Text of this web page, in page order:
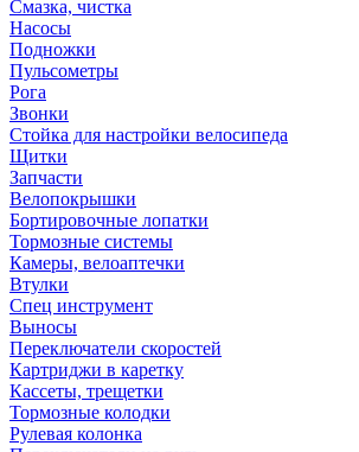
Смазка, чистка
Насосы
Подножки
Пульсометры
Рога
Звонки
Стойка для настройки велосипеда
Щитки
Запчасти
Велопокрышки
Бортировочные лопатки
Тормозные системы
Камеры, велоаптечки
Втулки
Спец инструмент
Выносы
Переключатели скоростей
Картриджи в каретку
Кассеты, трещетки
Тормозные колодки
Рулевая колонка